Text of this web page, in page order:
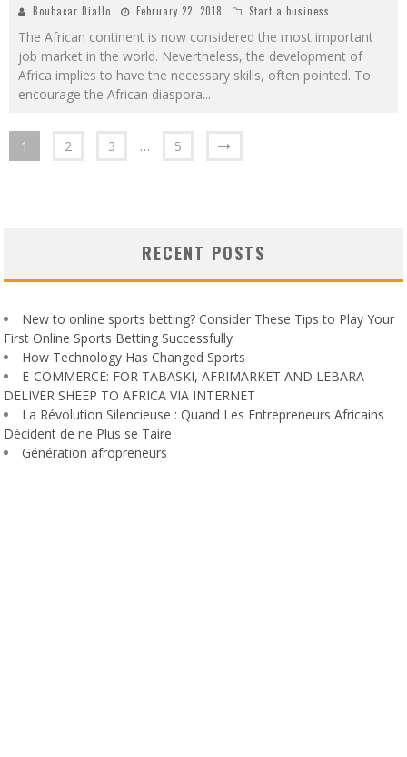
Boubacar Diallo February 22, 2018 Start a business
The African continent is now considered the most important
job market in the world. Nevertheless, the development of
Africa implies to have the necessary skills, often pointed. To
encourage the African diaspora...
1 2 3 … 5
RECENT POSTS
New to online sports betting? Consider These Tips to Play Your
First Online Sports Betting Successfully
How Technology Has Changed Sports
E-COMMERCE: FOR TABASKI, AFRIMARKET AND LEBARA
DELIVER SHEEP TO AFRICA VIA INTERNET
La Révolution Silencieuse : Quand Les Entrepreneurs Africains
Décident de ne Plus se Taire
Génération afropreneurs